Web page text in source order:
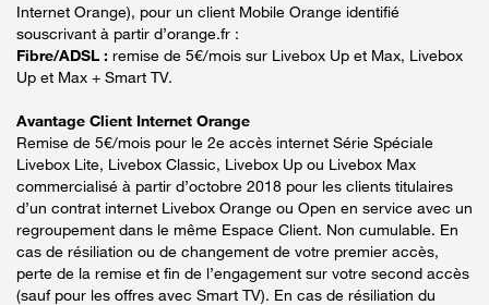
Internet Orange), pour un client Mobile Orange identifié
souscrivant à partir d’orange.fr :
Fibre/ADSL : remise de 5€/mois sur Livebox Up et Max, Livebox
Up et Max + Smart TV.
Avantage Client Internet Orange
Remise de 5€/mois pour le 2e accès internet Série Spéciale
Livebox Lite, Livebox Classic, Livebox Up ou Livebox Max
commercialisé à partir d’octobre 2018 pour les clients titulaires
d’un contrat internet Livebox Orange ou Open en service avec un
regroupement dans le même Espace Client. Non cumulable. En
cas de résiliation ou de changement de votre premier accès,
perte de la remise et fin de l’engagement sur votre second accès
(sauf pour les offres avec Smart TV). En cas de résiliation du